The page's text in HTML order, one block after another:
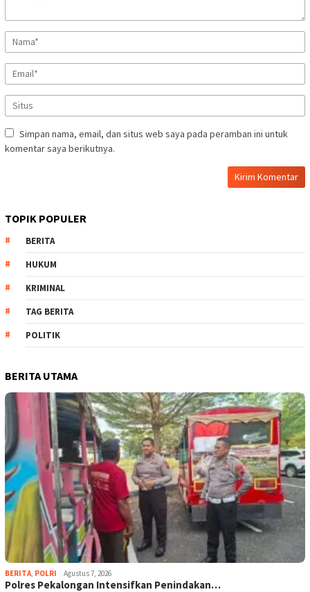
Simpan nama, email, dan situs web saya pada peramban ini untuk
komentar saya berikutnya.
TOPIK POPULER
BERITA
HUKUM
KRIMINAL
TAG BERITA
POLITIK
BERITA UTAMA
BERITA POLRI Agustus 7, 2026
Polres Pekalongan Intensifkan Penindakan…